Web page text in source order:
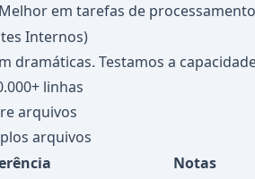
Melhor em tarefas de
Internos)
dramáticas. Testamos a
linhas
arquivos
arquivos
Notas